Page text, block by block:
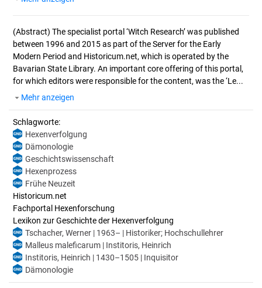
(Abstract) The specialist portal ‘Witch Research’ was published
between 1996 and 2015 as part of the Server for the Early
Modern Period and Historicum.net, which is operated by the
Bavarian State Library. An important core offering of this portal,
for which editors were responsible for the content, was the ‘Le...
Mehr anzeigen
Schlagworte:
Hexenverfolgung
Dämonologie
Geschichtswissenschaft
Hexenprozess
Frühe Neuzeit
Historicum.net
Fachportal Hexenforschung
Lexikon zur Geschichte der Hexenverfolgung
Tschacher, Werner | 1963– | Historiker; Hochschullehrer
Malleus maleficarum | Institoris, Heinrich
Institoris, Heinrich | 1430–1505 | Inquisitor
Dämonologie